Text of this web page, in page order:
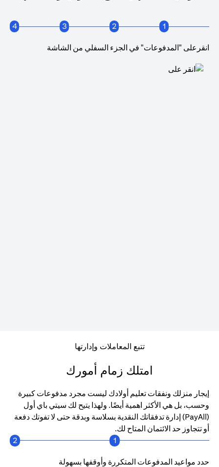
1
2
3
4
انقرعلى "المدفوعات" في الجزء السفلي من الشاشة
تتبع المعاملات وإدارتها
امتلك زمام أمورك
إيجار منزلك ونفقات تعليم أولادك ليست مجرد مدفوعات كبيرة
وحسب، بل هي الأكثر اهمية أيضًا. ولهذا يتيح لك سيتي باي أول
(PayAll) إدارة تدفقاتك النقدية بسلاسة وبدقة حتى لا تفوتك دفعة
أو تتجاوز حد الائتمان المتاح لك.
1
2
حدد مواعيد المدفوعات المتكررة وأوقفها بسهولة